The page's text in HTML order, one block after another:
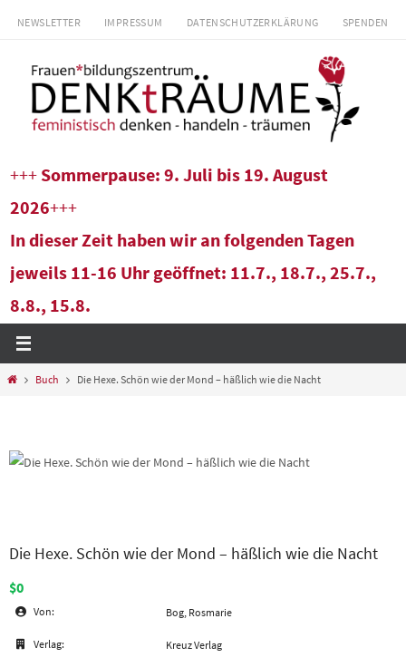
Zum
springen
NEWSLETTER IMPRESSUM DATENSCHUTZERKLÄRUNG SPENDEN
+++ Sommerpause: 9. Juli bis 19. August
2026+++
In dieser Zeit haben wir an folgenden Tagen
jeweils 11-16 Uhr geöffnet: 11.7., 18.7., 25.7.,
8.8., 15.8.
StartBuch Die Hexe. Schön wie der Mond – häßlich wie die Nacht
Die Hexe. Schön wie der Mond – häßlich wie die Nacht
$0
Von: Bog, Rosmarie
Verlag: Kreuz Verlag